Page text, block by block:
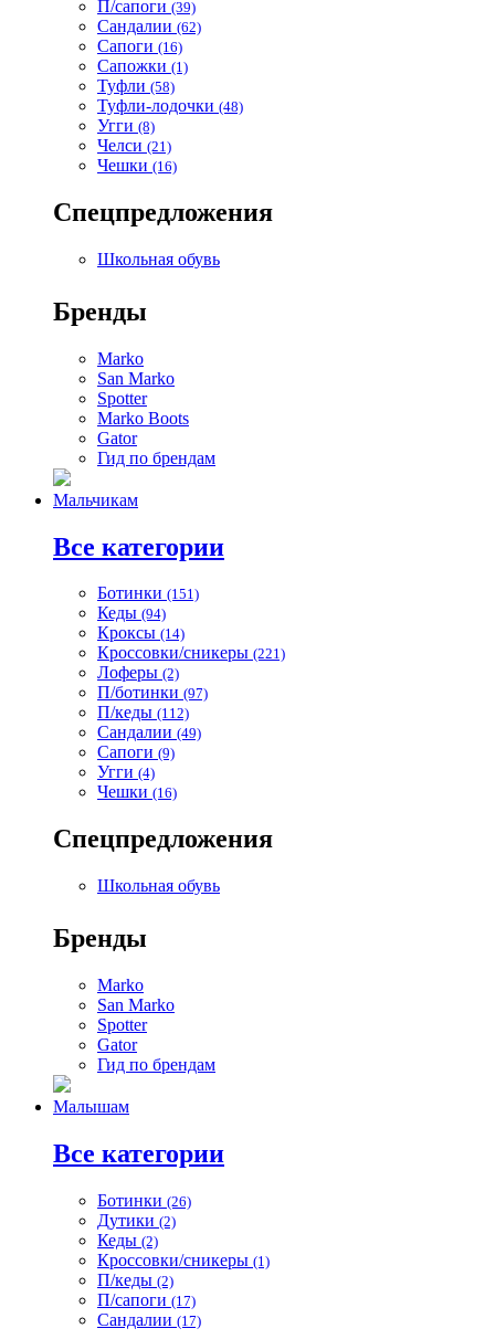
П/сапоги (39)
Сандалии (62)
Сапоги (16)
Сапожки (1)
Туфли (58)
Туфли-лодочки (48)
Угги (8)
Челси (21)
Чешки (16)
Спецпредложения
Школьная обувь
Бренды
Marko
San Marko
Spotter
Marko Boots
Gator
Гид по брендам
Мальчикам
Все категории
Ботинки (151)
Кеды (94)
Кроксы (14)
Кроссовки/сникеры (221)
Лоферы (2)
П/ботинки (97)
П/кеды (112)
Сандалии (49)
Сапоги (9)
Угги (4)
Чешки (16)
Спецпредложения
Школьная обувь
Бренды
Marko
San Marko
Spotter
Gator
Гид по брендам
Малышам
Все категории
Ботинки (26)
Дутики (2)
Кеды (2)
Кроссовки/сникеры (1)
П/кеды (2)
П/сапоги (17)
Сандалии (17)